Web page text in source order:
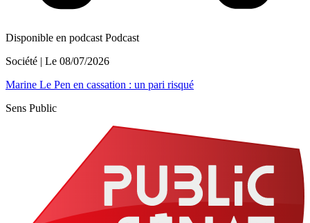
Disponible en podcast Podcast
Société | Le 08/07/2026
Marine Le Pen en cassation : un pari risqué
Sens Public